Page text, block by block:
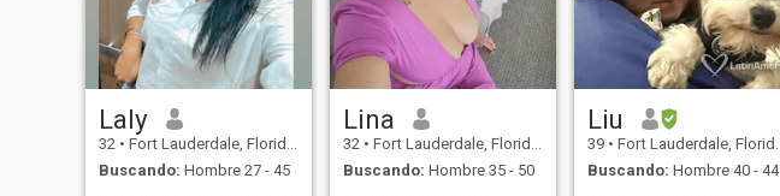
Laly
32 • Fort Lauderdale, Florida, Estados Unidos
Buscando: Hombre 27 - 45
Lina
32 • Fort Lauderdale, Florida, Estados Unidos
Buscando: Hombre 35 - 50
Liu
39 • Fort Lauderdale, Florida, Estados Unidos
Buscando: Hombre 40 - 44